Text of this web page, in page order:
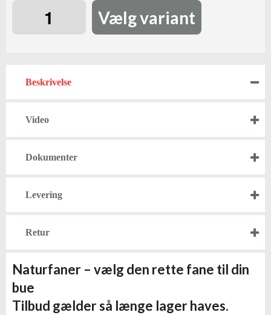
Vælg variant
Beskrivelse
Video
Dokumenter
Levering
Retur
Naturfaner – vælg den rette fane til din
bue
Tilbud gælder så længe lager haves.